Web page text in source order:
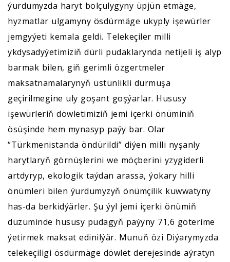
ýurdumyzda haryt bolçulygyny üpjün etmäge,
hyzmatlar ulgamyny ösdürmäge ukyply işewürler
jemgyýeti kemala geldi. Telekeçiler milli
ykdysadyýetimiziň dürli pudaklarynda netijeli iş alyp
barmak bilen, giň gerimli özgertmeler
maksatnamalarynyň üstünlikli durmuşa
geçirilmegine uly goşant goşýarlar. Hususy
işewürleriň döwletimiziň jemi içerki önüminiň
ösüşinde hem mynasyp paýy bar. Olar
“Türkmenistanda öndürildi” diýen milli nyşanly
harytlaryň görnüşlerini we möçberini yzygiderli
artdyryp, ekologik taýdan arassa, ýokary hilli
önümleri bilen ýurdumyzyň önümçilik kuwwatyny
has-da berkidýärler. Şu ýyl jemi içerki önümiň
düzüminde hususy pudagyň paýyny 71,6 göterime
ýetirmek maksat edinilýär. Munuň özi Diýarymyzda
telekeçiligi ösdürmäge döwlet derejesinde aýratyn